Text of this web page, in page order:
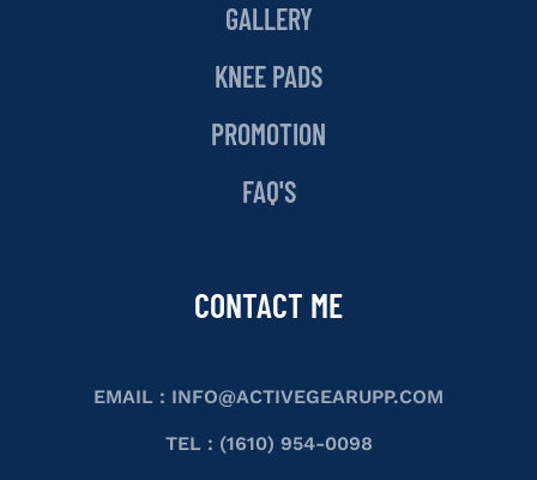
GALLERY
KNEE PADS
PROMOTION
FAQ'S
CONTACT ME
EMAIL : INFO@ACTIVEGEARUPP.COM
TEL : (1610) 954-0098